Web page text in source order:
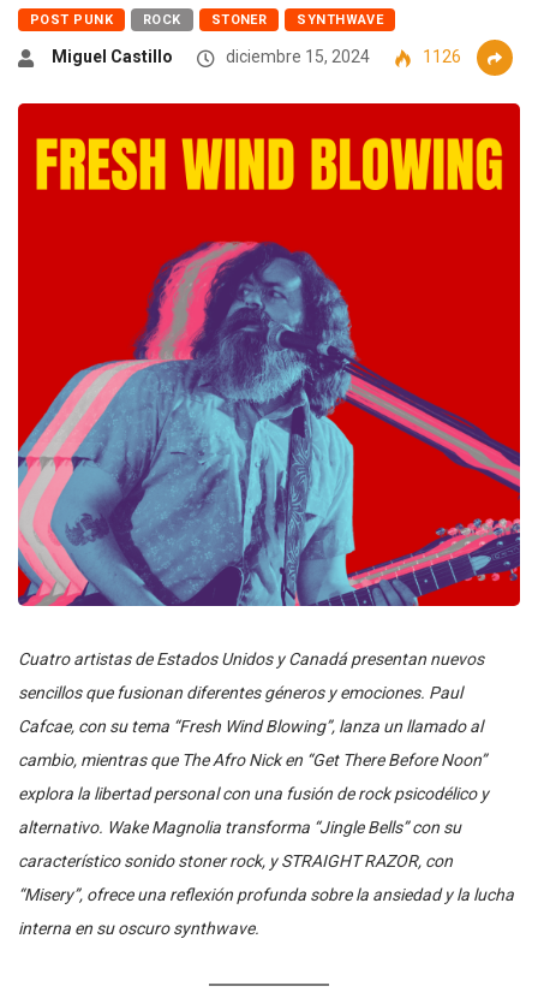
POST PUNK ROCK STONER SYNTHWAVE
Miguel Castillo diciembre 15, 2024 1126
Cuatro artistas de Estados Unidos y Canadá presentan nuevos
sencillos que fusionan diferentes géneros y emociones. Paul
Cafcae, con su tema “Fresh Wind Blowing”, lanza un llamado al
cambio, mientras que The Afro Nick en “Get There Before Noon”
explora la libertad personal con una fusión de rock psicodélico y
alternativo. Wake Magnolia transforma “Jingle Bells” con su
característico sonido stoner rock, y STRAIGHT RAZOR, con
“Misery”, ofrece una reflexión profunda sobre la ansiedad y la lucha
interna en su oscuro synthwave.